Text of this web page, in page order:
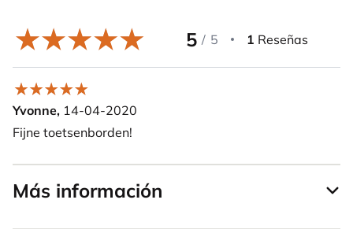
5 / 5 1 Reseñas
Yvonne, 14-04-2020
Fijne toetsenborden!
Más información